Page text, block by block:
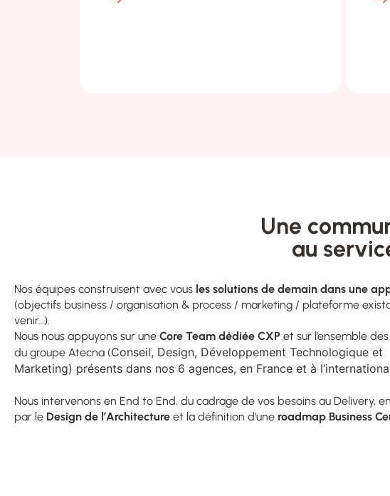
Une
au
Nos équipes construisent avec vous les solutions de demain dans une
(objectifs business / organisation & process / marketing / plateforme
venir…).
Nous nous appuyons sur une Core Team dédiée CXP et sur l’ensemble
du groupe Atecna (Conseil, Design, Développement Technologique et
Marketing) présents dans nos 6 agences, en France et à
Nous intervenons en End to End, du cadrage de vos besoins au Delivery,
par le Design de l’Architecture et la définition d’une roadmap Business